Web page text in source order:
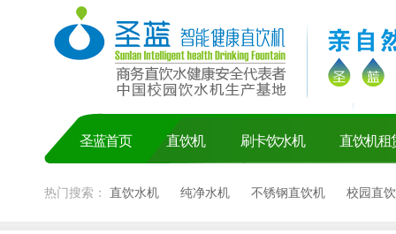
圣蓝首页 直饮机 刷卡饮水机 直饮机租
热门搜索： 直饮水机 纯净水机 不锈钢直饮机 校园直